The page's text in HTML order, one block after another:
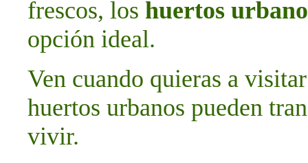
frescos, los huertos
opción ideal.
Ven cuando quieras a
huertos urbanos pueden
vivir.